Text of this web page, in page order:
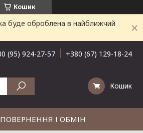
Кошик
буде оброблена в найближчий
(95) 924-27-57 +380 (67) 129-18-24
Кошик
ПОВЕРНЕННЯ І ОБМІН